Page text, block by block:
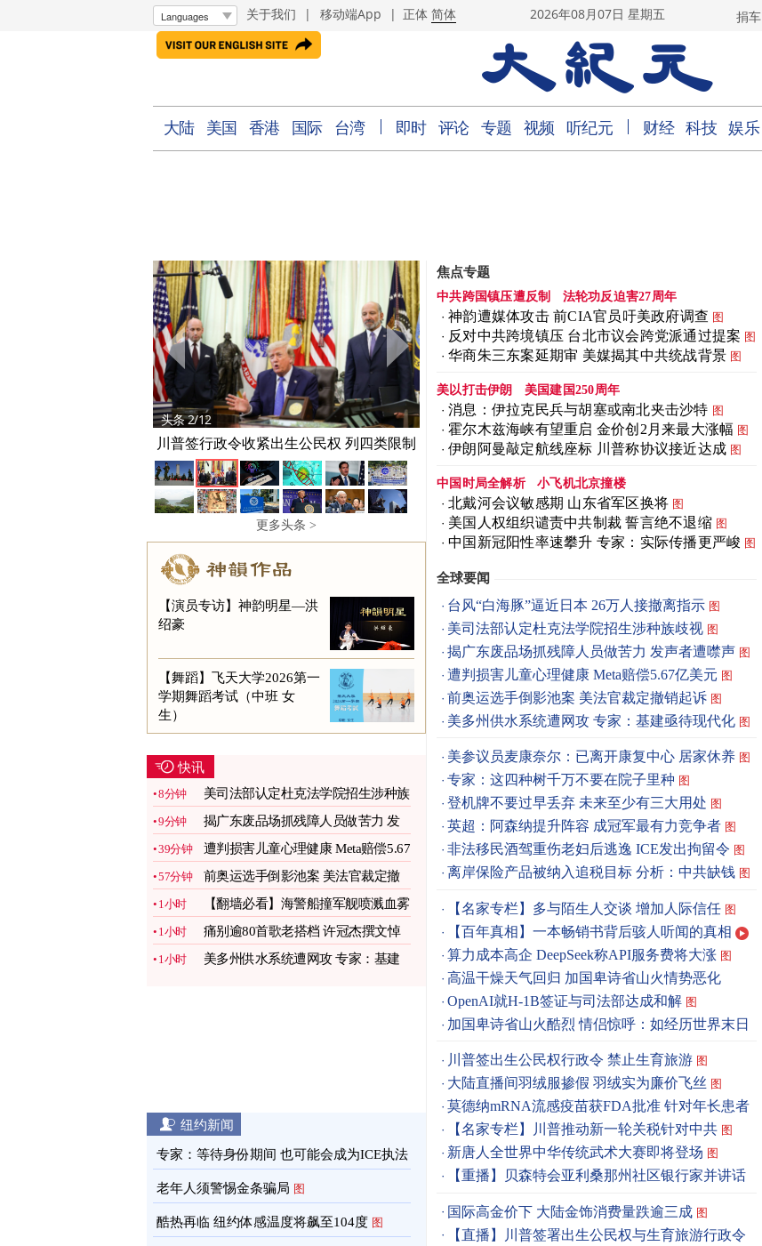
关于我们 | 移动端App | 正体 简体 2026年08月07日 星期五 捐车
大陆 美国 香港 国际 台湾 即时 评论 专题 视频 听纪元 财经 科技 娱乐
头条 2/12
川普签行政令收紧出生公民权 列四类限制
更多头条 >
【演员专访】神韵明星—洪
绍豪
【舞蹈】飞天大学2026第一
学期舞蹈考试（中班 女
生）
快讯
8分钟
美司法部认定杜克法学院招生涉种族
歧视 图
9分钟
揭广东废品场抓残障人员做苦力 发
声者遭噤声 图
39分钟
遭判损害儿童心理健康 Meta赔偿5.67
亿美元 图
57分钟
前奥运选手倒影池案 美法官裁定撤
销起诉 图
1小时
【翻墙必看】海警船撞军舰喷溅血雾
2武警死
1小时
痛别逾80首歌老搭档 许冠杰撰文悼
念黎彼得 图
1小时
美多州供水系统遭网攻 专家：基建
纽约新闻
专家：等待身份期间 也可能会成为ICE执法
目标 图
老年人须警惕金条骗局 图
酷热再临 纽约体感温度将飙至104度 图
焦点专题
中共跨国镇压遭反制 法轮功反迫害27周年
神韵遭媒体攻击 前CIA官员吁美政府调查 图
反对中共跨境镇压 台北市议会跨党派通过提案 图
华商朱三东案延期审 美媒揭其中共统战背景 图
美以打击伊朗 美国建国250周年
消息：伊拉克民兵与胡塞或南北夹击沙特 图
霍尔木兹海峡有望重启 金价创2月来最大涨幅 图
伊朗阿曼敲定航线座标 川普称协议接近达成 图
中国时局全解析 小飞机北京撞楼
北戴河会议敏感期 山东省军区换将 图
美国人权组织谴责中共制裁 誓言绝不退缩 图
中国新冠阳性率速攀升 专家：实际传播更严峻 图
全球要闻
台风“白海豚”逼近日本 26万人接撤离指示 图
美司法部认定杜克法学院招生涉种族歧视 图
揭广东废品场抓残障人员做苦力 发声者遭噤声 图
遭判损害儿童心理健康 Meta赔偿5.67亿美元 图
前奥运选手倒影池案 美法官裁定撤销起诉 图
美多州供水系统遭网攻 专家：基建亟待现代化 图
美参议员麦康奈尔：已离开康复中心 居家休养 图
专家：这四种树千万不要在院子里种 图
登机牌不要过早丢弃 未来至少有三大用处 图
英超：阿森纳提升阵容 成冠军最有力竞争者 图
非法移民酒驾重伤老妇后逃逸 ICE发出拘留令 图
离岸保险产品被纳入追税目标 分析：中共缺钱 图
【名家专栏】多与陌生人交谈 增加人际信任 图
【百年真相】一本畅销书背后骇人听闻的真相
算力成本高企 DeepSeek称API服务费将大涨 图
高温干燥天气回归 加国卑诗省山火情势恶化
OpenAI就H-1B签证与司法部达成和解 图
加国卑诗省山火酷烈 情侣惊呼：如经历世界末日
川普签出生公民权行政令 禁止生育旅游 图
大陆直播间羽绒服掺假 羽绒实为廉价飞丝 图
莫德纳mRNA流感疫苗获FDA批准 针对年长患者
【名家专栏】川普推动新一轮关税针对中共 图
新唐人全世界中华传统武术大赛即将登场 图
【重播】贝森特会亚利桑那州社区银行家并讲话
国际高金价下 大陆金饰消费量跌逾三成 图
【直播】川普签署出生公民权与生育旅游行政令